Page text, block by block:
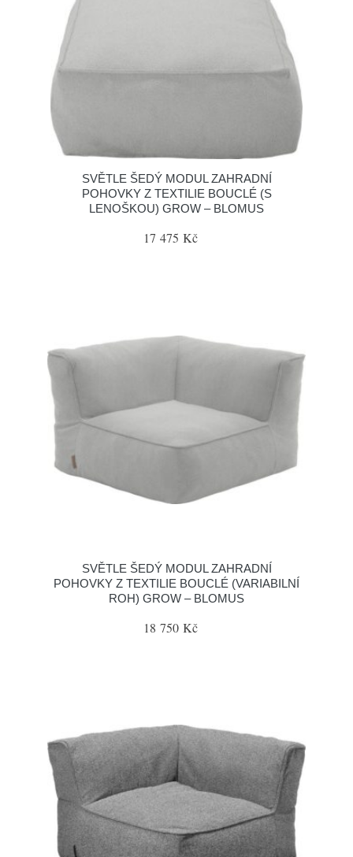
SVĚTLE ŠEDÝ MODUL ZAHRADNÍ
POHOVKY Z TEXTILIE BOUCLÉ (S
LENOŠKOU) GROW – BLOMUS
17 475 Kč
SVĚTLE ŠEDÝ MODUL ZAHRADNÍ
POHOVKY Z TEXTILIE BOUCLÉ (VARIABILNÍ
ROH) GROW – BLOMUS
18 750 Kč